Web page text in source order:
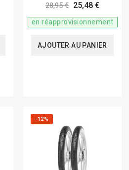
28,95 € 25,48 €
en réapprovisionnement
AJOUTER AU PANIER
-12%